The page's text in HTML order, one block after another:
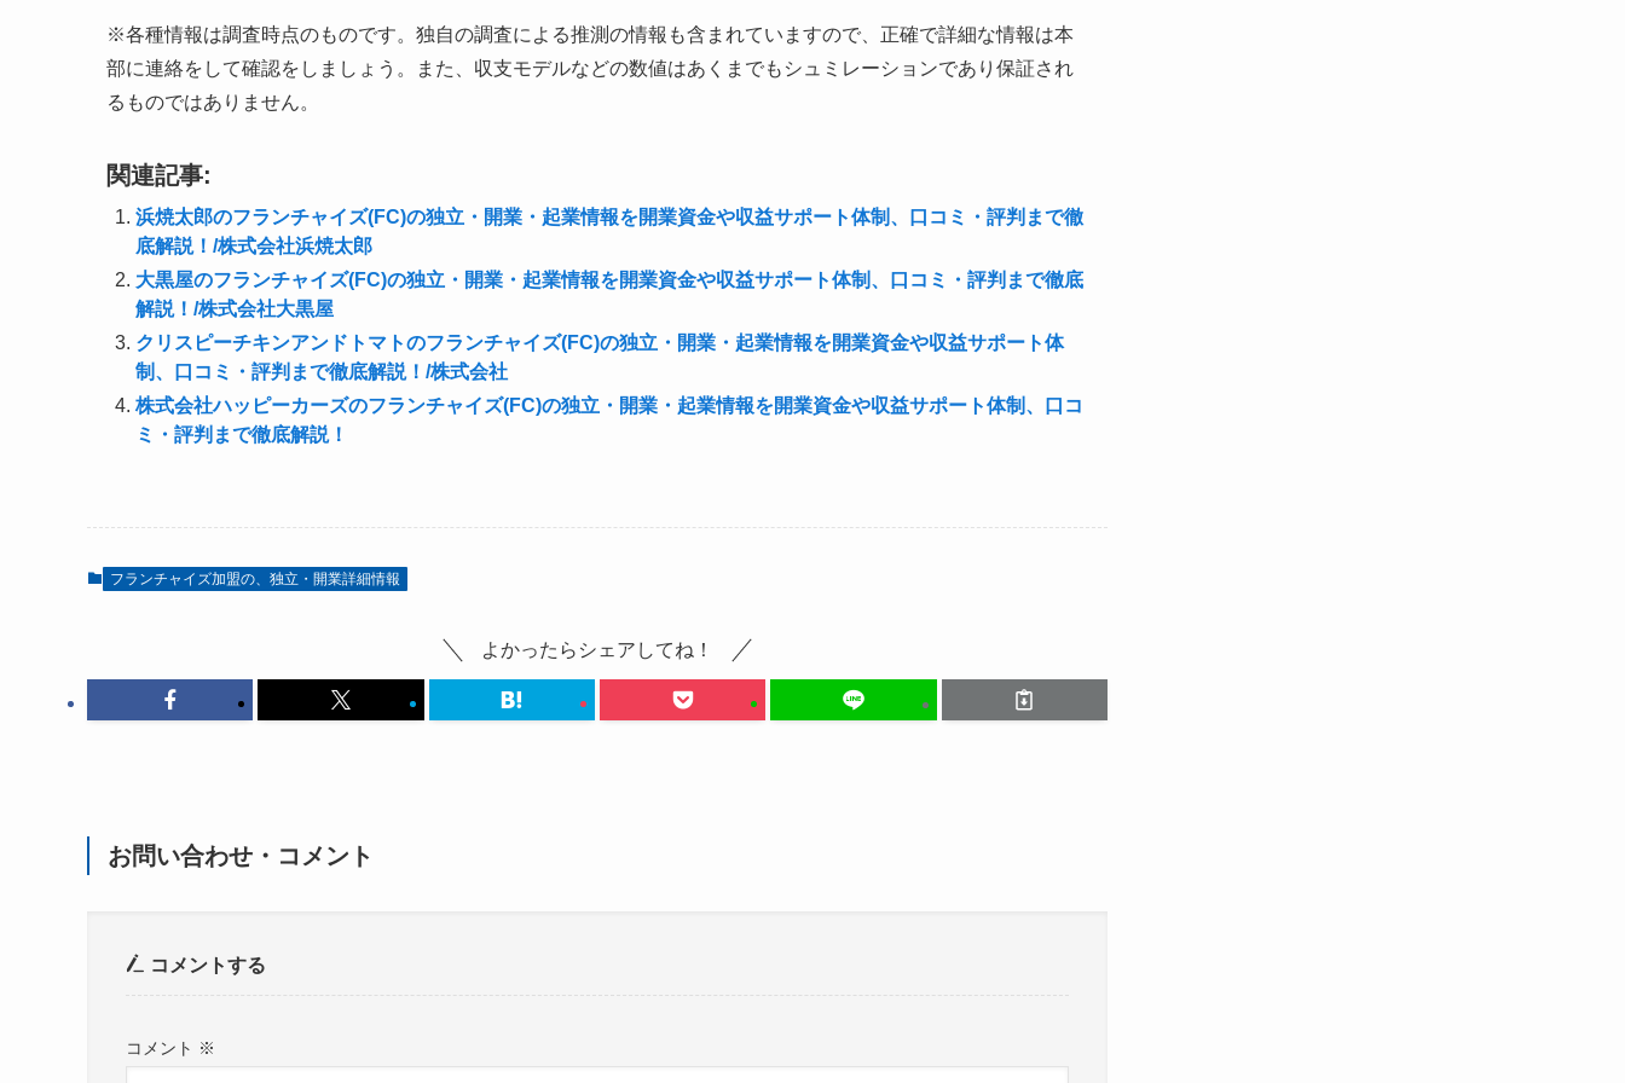
※各種情報は調査時点のものです。独自の調査による推測の情報も含まれていますので、正確で詳細な情報は本
部に連絡をして確認をしましょう。また、収支モデルなどの数値はあくまでもシュミレーションであり保証され
るものではありません。
関連記事:
浜焼太郎のフランチャイズ(FC)の独立・開業・起業情報を開業資金や収益サポート体制、口コミ・評判まで徹
底解説！/株式会社浜焼太郎
大黒屋のフランチャイズ(FC)の独立・開業・起業情報を開業資金や収益サポート体制、口コミ・評判まで徹底
解説！/株式会社大黒屋
クリスピーチキンアンドトマトのフランチャイズ(FC)の独立・開業・起業情報を開業資金や収益サポート体
制、口コミ・評判まで徹底解説！/株式会社
株式会社ハッピーカーズのフランチャイズ(FC)の独立・開業・起業情報を開業資金や収益サポート体制、口コ
ミ・評判まで徹底解説！
フランチャイズ加盟の、独立・開業詳細情報
よかったらシェアしてね！
お問い合わせ・コメント
コメントする
コメント ※